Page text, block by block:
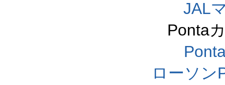
JAL
Ponta
ローソン